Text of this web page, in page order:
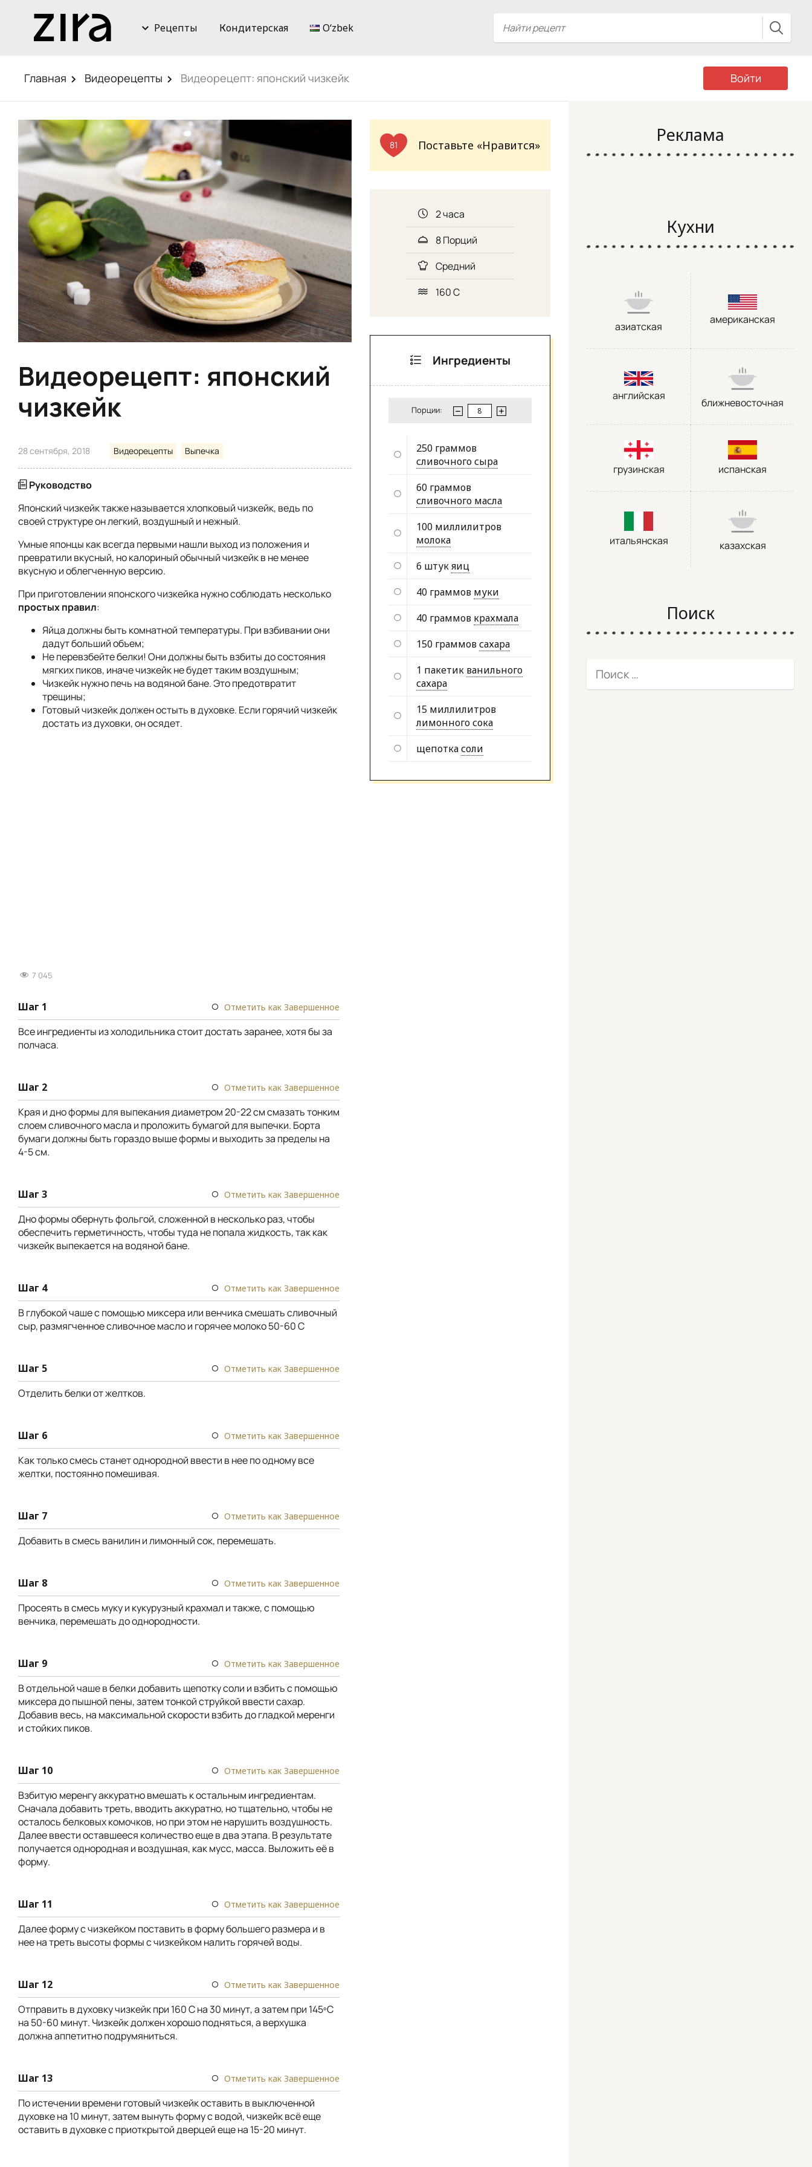
Рецепты Кондитерская Oʻzbek
Главная Видеорецепты Видеорецепт: японский чизкейк Войти
Видеорецепт: японский
чизкейк
28 сентября, 2018 Видеорецепты Выпечка
Руководство
Японский чизкейк также называется хлопковый чизкейк, ведь по
своей структуре он легкий, воздушный и нежный.
Умные японцы как всегда первыми нашли выход из положения и
превратили вкусный, но калориный обычный чизкейк в не менее
вкусную и облегченную версию.
При приготовлении японского чизкейка нужно соблюдать несколько
простых правил:
Яйца должны быть комнатной температуры. При взбивании они
дадут больший объем;
Не перевзбейте белки! Они должны быть взбиты до состояния
мягких пиков, иначе чизкейк не будет таким воздушным;
Чизкейк нужно печь на водяной бане. Это предотвратит
трещины;
Готовый чизкейк должен остыть в духовке. Если горячий чизкейк
достать из духовки, он осядет.
7 045
Шаг 1 Отметить как Завершенное
Все ингредиенты из холодильника стоит достать заранее, хотя бы за
полчаса.
Шаг 2 Отметить как Завершенное
Края и дно формы для выпекания диаметром 20-22 см смазать тонким
слоем сливочного масла и проложить бумагой для выпечки. Борта
бумаги должны быть гораздо выше формы и выходить за пределы на
4-5 см.
Шаг 3 Отметить как Завершенное
Дно формы обернуть фольгой, сложенной в несколько раз, чтобы
обеспечить герметичность, чтобы туда не попала жидкость, так как
чизкейк выпекается на водяной бане.
Шаг 4 Отметить как Завершенное
В глубокой чаше с помощью миксера или венчика смешать сливочный
сыр, размягченное сливочное масло и горячее молоко 50-60 С
Шаг 5 Отметить как Завершенное
Отделить белки от желтков.
Шаг 6 Отметить как Завершенное
Как только смесь станет однородной ввести в нее по одному все
желтки, постоянно помешивая.
Шаг 7 Отметить как Завершенное
Добавить в смесь ванилин и лимонный сок, перемешать.
Шаг 8 Отметить как Завершенное
Просеять в смесь муку и кукурузный крахмал и также, с помощью
венчика, перемешать до однородности.
Шаг 9 Отметить как Завершенное
В отдельной чаше в белки добавить щепотку соли и взбить с помощью
миксера до пышной пены, затем тонкой струйкой ввести сахар.
Добавив весь, на максимальной скорости взбить до гладкой меренги
и стойких пиков.
Шаг 10 Отметить как Завершенное
Взбитую меренгу аккуратно вмешать к остальным ингредиентам.
Сначала добавить треть, вводить аккуратно, но тщательно, чтобы не
осталось белковых комочков, но при этом не нарушить воздушность.
Далее ввести оставшееся количество еще в два этапа. В результате
получается однородная и воздушная, как мусс, масса. Выложить её в
форму.
Шаг 11 Отметить как Завершенное
Далее форму с чизкейком поставить в форму большего размера и в
нее на треть высоты формы с чизкейком налить горячей воды.
Шаг 12 Отметить как Завершенное
Отправить в духовку чизкейк при 160 С на 30 минут, а затем при 145ºС
на 50-60 минут. Чизкейк должен хорошо подняться, а верхушка
должна аппетитно подрумяниться.
Шаг 13 Отметить как Завершенное
По истечении времени готовый чизкейк оставить в выключенной
духовке на 10 минут, затем вынуть форму с водой, чизкейк всё еще
оставить в духовке с приоткрытой дверцей еще на 15-20 минут.
81 Поставьте «Нравится»
2 часа
8 Порций
Средний
160 С
Ингредиенты
Порции:
250 граммов
сливочного сыра
60 граммов
сливочного масла
100 миллилитров
молока
6 штукяиц
40 граммов муки
40 граммов крахмала
150 граммовсахара
1 пакетик ванильного
сахара
15 миллилитров
лимонного сока
щепоткасоли
Реклама
Кухни
азиатская
американская
английская
ближневосточная
грузинская испанская
итальянская казахская
Поиск